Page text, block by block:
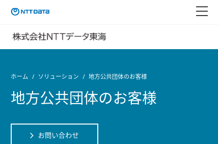
ホーム ソリューション 地方公共団体のお客様
地方公共団体のお客様
お問い合わせ